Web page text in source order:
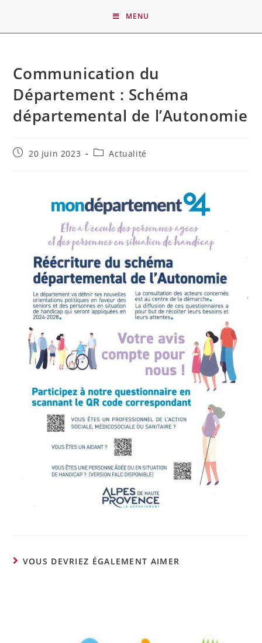
MENU
Communication du
Département : Schéma
départemental de l’Autonomie
20 juin 2023 Actualité
VOUS DEVRIEZ ÉGALEMENT AIMER